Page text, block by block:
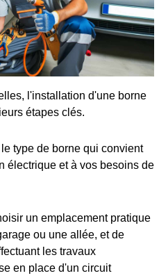
l'installation d'une borne
étapes clés.
type de borne qui convient
électrique et à vos besoins de
un emplacement pratique
ou une allée, et de
les travaux
en place d'un circuit